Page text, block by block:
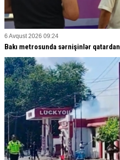
6 Avqust 2026 09:24
Bakı metrosunda sərnişinlər qatardan